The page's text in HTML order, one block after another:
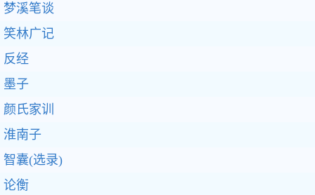
梦溪笔谈
笑林广记
反经
墨子
颜氏家训
淮南子
智囊(选录)
论衡